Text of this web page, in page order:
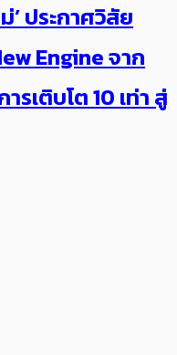
’ ประกาศวิสัย
Engine จาก
รเติบโต 10 เท่า สู่